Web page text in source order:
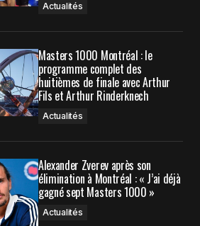
Actualités
Masters 1000 Montréal : le
programme complet des
huitièmes de finale avec Arthur
Fils et Arthur Rinderknech
Actualités
Alexander Zverev après son
élimination à Montréal : « J’ai déjà
gagné sept Masters 1000 »
Actualités